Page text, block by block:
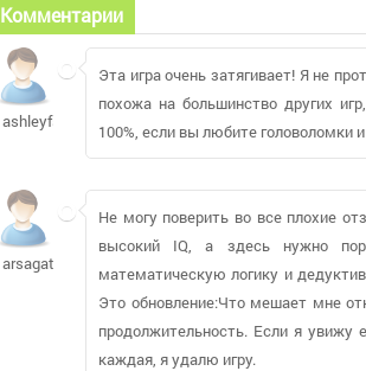
Комментарии
ashleyfsu82
Эта игра очень затягивает! Я не
похожа на большинство других
100%, если вы любите головоломки
arsagat
Не могу поверить во все плохие
высокий IQ, а здесь нужно
математическую логику и
Это обновление:Что мешает мне
продолжительность. Если я
каждая, я удалю игру.